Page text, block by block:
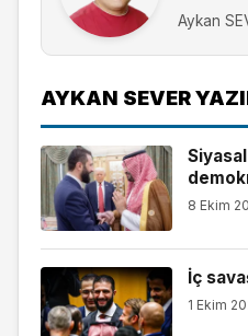
Aykan
AYKAN SEVER
8 Ekim
İç
1 Ekim